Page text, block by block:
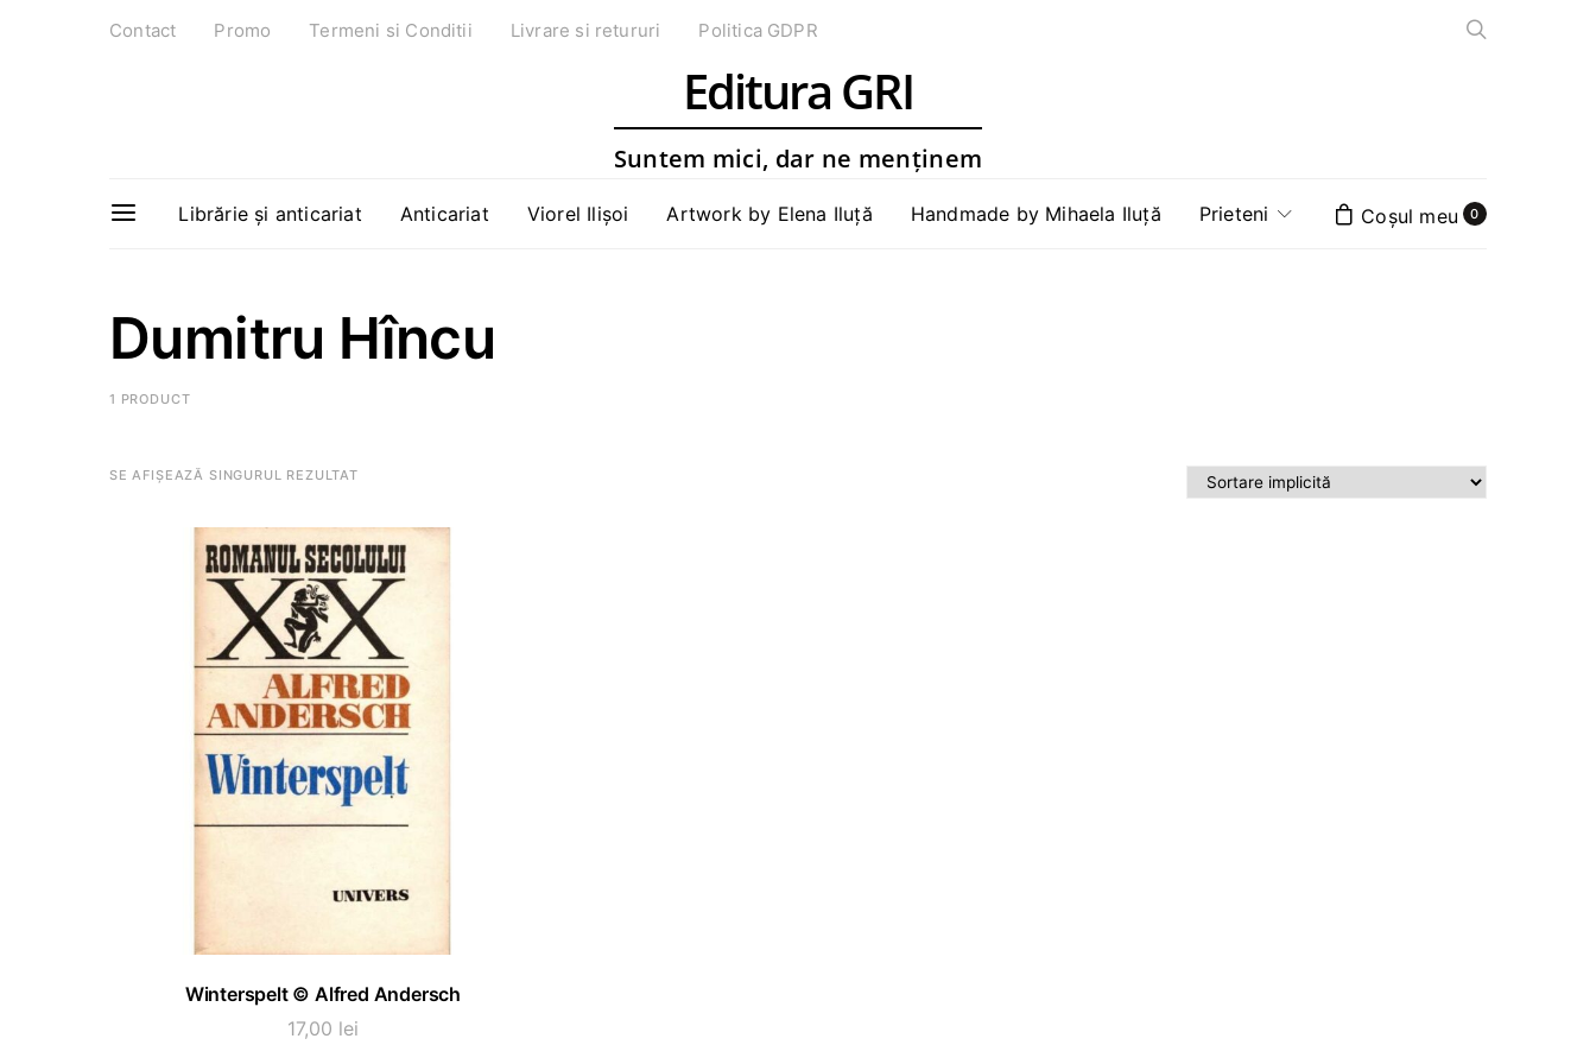
Contact Promo Termeni si Conditii Livrare si retururi Politica GDPR
Editura GRI
Suntem mici, dar ne menținem
Librărie și anticariat Anticariat Viorel Ilișoi Artwork by Elena Iluță Handmade by Mihaela Iluță Prieteni 0
Dumitru Hîncu
1 PRODUCT
SE AFIȘEAZĂ SINGURUL REZULTAT
ADAUGĂ ÎN COȘ
Winterspelt © Alfred Andersch
17,00 lei